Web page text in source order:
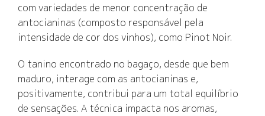
com variedades de menor concentração de
antocianinas (composto responsável pela
intensidade de cor dos vinhos), como Pinot Noir.
O tanino encontrado no bagaço, desde que bem
maduro, interage com as antocianinas e,
positivamente, contribui para um total equilíbrio
de sensações. A técnica impacta nos aromas,